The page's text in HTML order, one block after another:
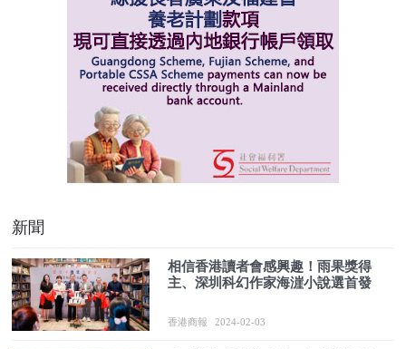
新聞
相信香港讀者會感興趣！雨果獎得
主、深圳科幻作家海漄小說選首發
香港商報 2024-02-03